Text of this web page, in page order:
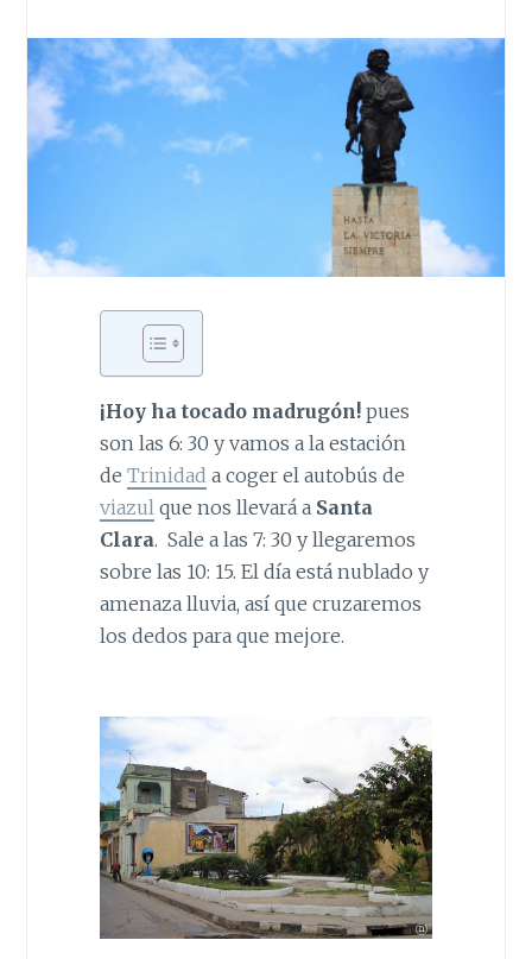
¡Hoy ha tocado madrugón!pues
son las 6: 30 y vamos a la estación
de Trinidad a coger el autobús de
viazul que nos llevará a Santa
Clara. Sale a las 7: 30 y llegaremos
sobre las 10: 15. El día está nublado y
amenaza lluvia, así que cruzaremos
los dedos para que mejore.